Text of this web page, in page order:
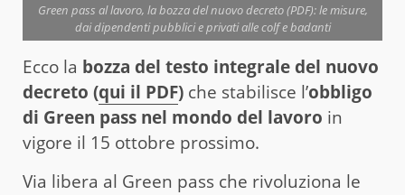
Green pass al lavoro, la bozza del nuovo decreto (PDF): le misure,
dai dipendenti pubblici e privati alle colf e badanti
Ecco la bozza del testo integrale del nuovo
decreto (qui il PDF) che stabilisce l’obbligo
di Green pass nel mondo del lavoro in
vigore il 15 ottobre prossimo.
Via libera al Green pass che rivoluziona le